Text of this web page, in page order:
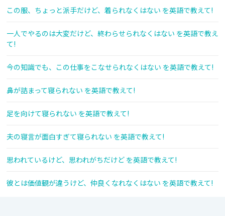
この服、ちょっと派手だけど、着られなくはない を英語で教えて!
一人でやるのは大変だけど、終わらせられなくはない を英語で教え
て!
今の知識でも、この仕事をこなせられなくはない を英語で教えて!
鼻が詰まって寝られない を英語で教えて!
足を向けて寝られない を英語で教えて!
夫の寝言が面白すぎて寝られない を英語で教えて!
思われているけど、思われがちだけど を英語で教えて!
彼とは価値観が違うけど、仲良くなれなくはない を英語で教えて!